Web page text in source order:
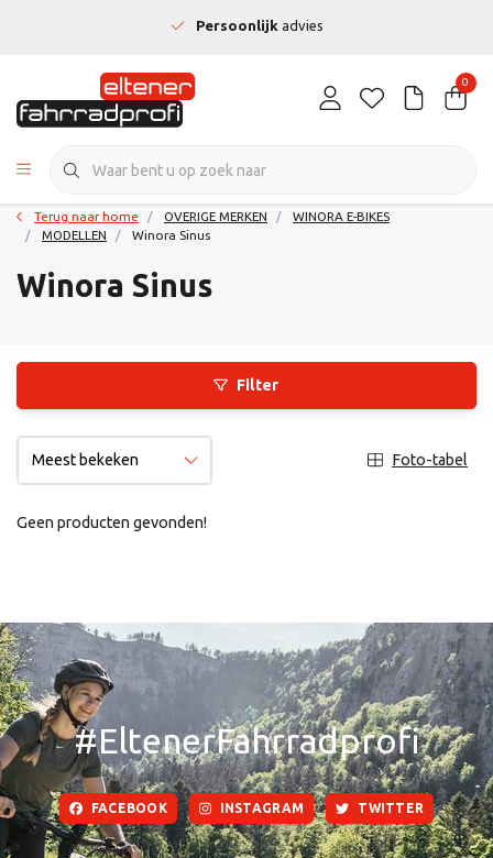
Persoonlijkadvies
0
Terug naar home OVERIGE MERKEN
WINORA E-BIKES
MODELLEN
Winora Sinus
Winora Sinus
Filter
Foto-tabel
Geen producten gevonden!
#EltenerFahrradprofi
FACEBOOK INSTAGRAM TWITTER